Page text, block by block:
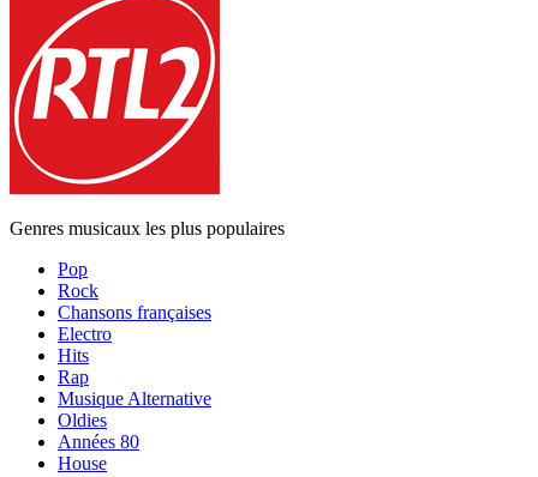
Genres musicaux les plus populaires
Pop
Rock
Chansons françaises
Electro
Hits
Rap
Musique Alternative
Oldies
Années 80
House